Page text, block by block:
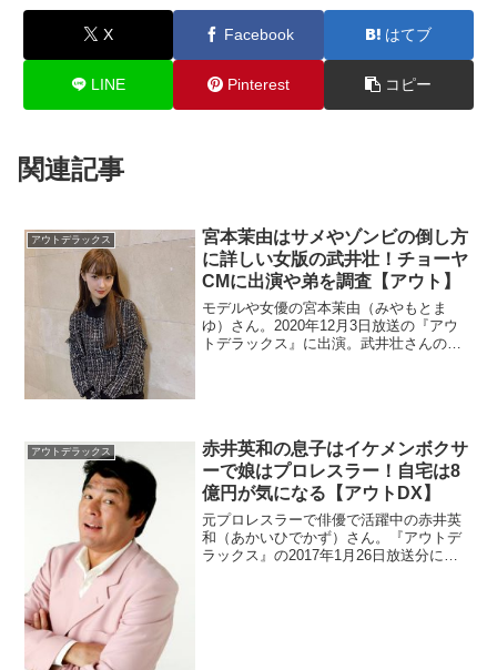
X Facebook はてブ
LINE Pinterest コピー
関連記事
アウトデラックス
宮本茉由はサメやゾンビの倒し方
に詳しい女版の武井壮！チョーヤ
CMに出演や弟を調査【アウト】
モデルや女優の宮本茉由（みやもとま
ゆ）さん。2020年12月3日放送の『アウ
トデラックス』に出演。武井壮さんの崇
アウトデラックス
赤井英和の息子はイケメンボクサ
ーで娘はプロレスラー！自宅は8
億円が気になる【アウトDX】
元プロレスラーで俳優で活躍中の赤井英
和（あかいひでかず）さん。『アウトデ
ラックス』の2017年1月26日放送分に出